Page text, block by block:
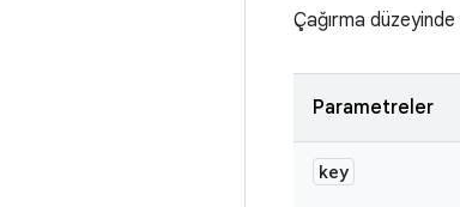
Çağırma
Parametreler
key